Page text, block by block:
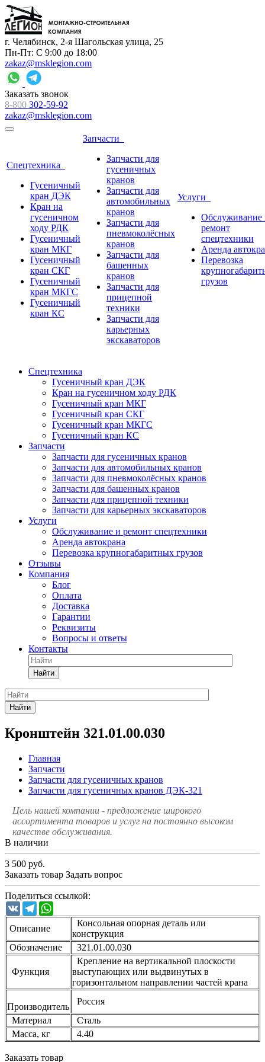
г. Челябинск, 2-я Шагольская улица, 25
Пн-Пт: С 9:00 до 18:00
zakaz@msklegion.com
Заказать звонок
8-800 302-59-92
zakaz@msklegion.com
Спецтехника
Гусеничный
кран ДЭК
Кран на
гусеничном
ходу РДК
Гусеничный
кран МКГ
Гусеничный
кран СКГ
Гусеничный
кран МКГС
Гусеничный
кран КС
Запчасти
Запчасти для
гусеничных
кранов
Запчасти для
автомобильных
кранов
Запчасти для
пневмоколёсных
кранов
Запчасти для
башенных
кранов
Запчасти для
прицепной
техники
Запчасти для
карьерных
экскаваторов
Услуги
Обслуживание
ремонт
спецтехники
Аренда
Перевозка
грузов
Спецтехника
Гусеничный кран ДЭК
Кран на гусеничном ходу РДК
Гусеничный кран МКГ
Гусеничный кран СКГ
Гусеничный кран МКГС
Гусеничный кран КС
Запчасти
Запчасти для гусеничных кранов
Запчасти для автомобильных кранов
Запчасти для пневмоколёсных кранов
Запчасти для башенных кранов
Запчасти для прицепной техники
Запчасти для карьерных экскаваторов
Услуги
Обслуживание и ремонт спецтехники
Аренда автокрана
Перевозка крупногабаритных грузов
Отзывы
Компания
Блог
Оплата
Доставка
Гарантии
Реквизиты
Вопросы и ответы
Контакты
Найти
Найти
Кронштейн 321.01.00.030
Главная
Запчасти
Запчасти для гусеничных кранов
Запчасти для гусеничных кранов ДЭК-321
Цель нашей компании - предложение широкого
ассортимента товаров и услуг на постоянно высоком
качестве обслуживания.
В наличии
3 500 руб.
Заказать товар Задать вопрос
Поделиться ссылкой:
VK Telegram
Описание
Консольная опорная деталь или
конструкция
Обозначение
321.01.00.030
Функция
Крепление на вертикальной плоскости
выступающих или выдвинутых в
горизонтальном направлении частей крана
Производитель
Россия
Материал
Сталь
Масса, кг
4.40
Заказать товар